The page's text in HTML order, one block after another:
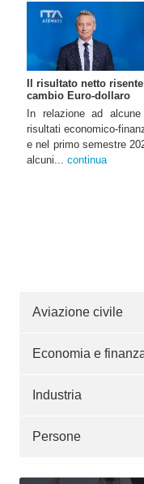
Il risultato netto
cambio Euro-dollaro
In relazione ad
risultati economico-
e nel primo semestre
alcuni... continua
Aviazione civile
Economia e
Industria
Persone